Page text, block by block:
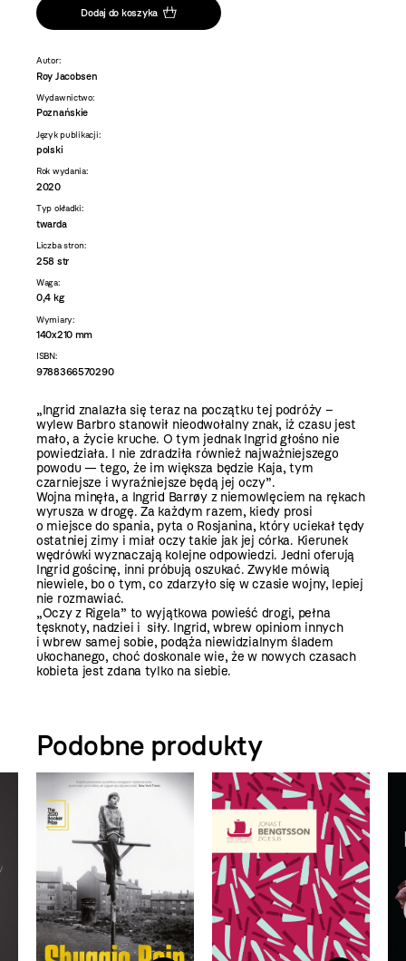
Dodaj do koszyka
Autor:
Roy Jacobsen
Wydawnictwo:
Poznańskie
Język publikacji:
polski
Rok wydania:
2020
Typ okładki:
twarda
Liczba stron:
258 str
Waga:
0,4 kg
Wymiary:
140x210 mm
ISBN:
9788366570290
„Ingrid znalazła się teraz na początku tej podróży –
wylew Barbro stanowił nieodwołalny znak, iż czasu jest
mało, a życie kruche. O tym jednak Ingrid głośno nie
powiedziała. I nie zdradziła również najważniejszego
powodu — tego, że im większa będzie Kaja, tym
czarniejsze i wyraźniejsze będą jej oczy”.
Wojna minęła, a Ingrid Barrøy z niemowlęciem na rękach
wyrusza w drogę. Za każdym razem, kiedy prosi
o miejsce do spania, pyta o Rosjanina, który uciekał tędy
ostatniej zimy i miał oczy takie jak jej córka. Kierunek
wędrówki wyznaczają kolejne odpowiedzi. Jedni oferują
Ingrid gościnę, inni próbują oszukać. Zwykle mówią
niewiele, bo o tym, co zdarzyło się w czasie wojny, lepiej
nie rozmawiać.
„Oczy z Rigela” to wyjątkowa powieść drogi, pełna
tęsknoty, nadziei i siły. Ingrid, wbrew opiniom innych
i wbrew samej sobie, podąża niewidzialnym śladem
ukochanego, choć doskonale wie, że w nowych czasach
kobieta jest zdana tylko na siebie.
Podobne produkty